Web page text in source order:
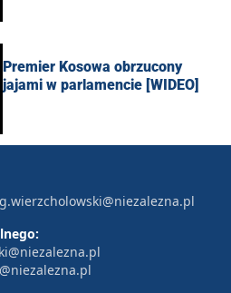
Premier Kosowa obrzucony
jajami w parlamencie [WIDEO]
g.wierzcholowski@niezalezna.pl